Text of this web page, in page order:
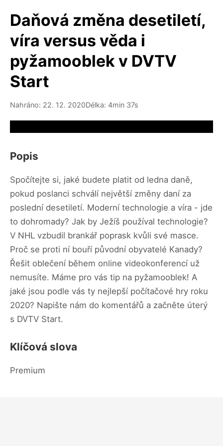
Daňová změna desetiletí,
víra versus věda i
pyžamooblek v DVTV
Start
Nahráno: 22. 12. 2020Délka: 4min 37s
Popis
Spočítejte si, jaké budete platit od ledna daně,
pokud poslanci schválí největší změny daní za
poslední desetiletí. Moderní technologie a víra - jde
to dohromady? Jak by Ježíš používal technologie?
V NHL vzbudil brankář poprask kvůli své masce.
Proč se proti ní bouří původní obyvatelé Kanady?
Řešit oblečení během online videokonferencí už
nemusíte. Máme pro vás tip na pyžamooblek! A
jaké jsou podle vás ty nejlepší počítačové hry roku
2020? Napište nám do komentářů a začněte úterý
s DVTV Start.
Klíčová slova
Premium